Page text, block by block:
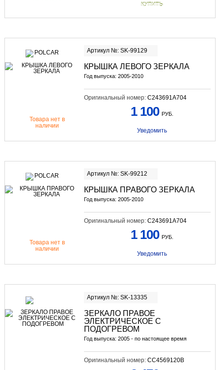
КУПИТЬ
Артикул №: SK-99129
КРЫШКА ЛЕВОГО ЗЕРКАЛА
Год выпуска: 2005-2010
Оригинальный номер: C243691A704
Товара нет в
наличии
1 100 РУБ.
Уведомить
Артикул №: SK-99212
КРЫШКА ПРАВОГО ЗЕРКАЛА
Год выпуска: 2005-2010
Оригинальный номер: C243691A704
Товара нет в
наличии
1 100 РУБ.
Уведомить
Артикул №: SK-13335
ЗЕРКАЛО ПРАВОЕ
ЭЛЕКТРИЧЕСКОЕ С
ПОДОГРЕВОМ
Год выпуска: 2005 - по настоящее время
Оригинальный номер: CC4569120B